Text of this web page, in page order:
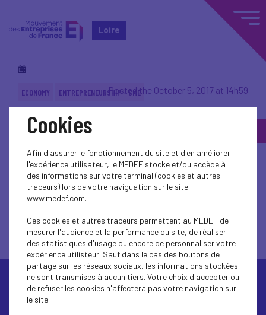
Loire
ECONOMY ENTREPRENEURSHIP - SMEPosted the October 5, 2017 at 14h59
Back to topic
Cookies
Afin d'assurer le fonctionnement du site et d'en améliorer
l'expérience utilisateur, le MEDEF stocke et/ou accède à
des informations sur votre terminal (cookies et autres
traceurs) lors de votre naviguation sur le site
www.medef.com.
Ces cookies et autres traceurs permettent au MEDEF de
mesurer l'audience et la performance du site, de réaliser
des statistiques d'usage ou encore de personnaliser votre
expérience utilisteur. Sauf dans le cas des boutons de
partage sur les réseaux sociaux, les informations stockées
ne sont transmises à aucun tiers. Votre choix d'accepter ou
de refuser les cookies n'affectera pas votre navigation sur
le site.